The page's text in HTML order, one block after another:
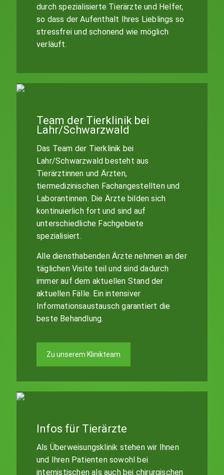
durch spezialisierte Tierärzte und Helfer,
so dass der Aufenthalt Ihres Lieblings so
stressfrei und schonend wie möglich
verläuft.
Team der Tierklinik bei
Lahr/Schwarzwald
Das Team der Tierklinik bei
Lahr/Schwarzwald besteht aus
Tierärztinnen und Ärzten,
tiermedizinischen Fachangestellten und
Laborantinnen. Die Ärzte bilden sich
kontinuierlich fort und sind auf
unterschiedliche Fachgebiete
spezialisiert.
Alle diensthabenden Ärzte nehmen an der
täglichen Visite teil und sind dadurch
immer auf dem aktuellen Stand der
aktuellen Fälle. Ein intensiver
Informationsaustausch garantiert die
beste Behandlung.
Zu unserem Klinikteam
Infos für Tierärzte
Als Überweisungsklinik stehen wir Ihnen
und Ihren Patienten sowohl bei
internistischen als auch bei chirurgischen